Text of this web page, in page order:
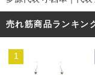
売れ筋商品ランキン
1